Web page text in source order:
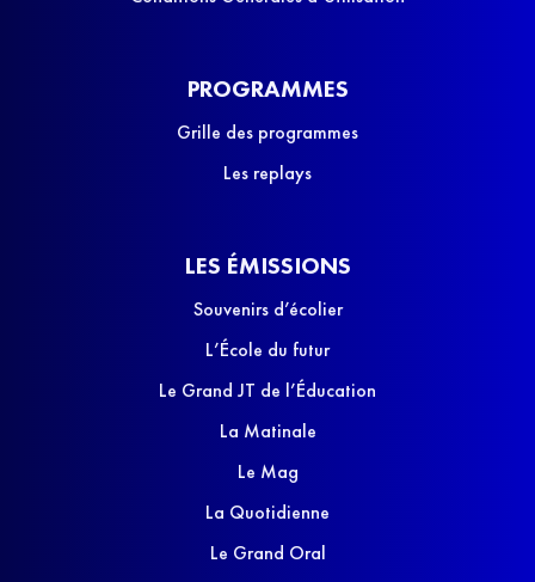
PROGRAMMES
Grille des programmes
Les replays
LES ÉMISSIONS
Souvenirs d’écolier
L’École du futur
Le Grand JT de l’Éducation
La Matinale
Le Mag
La Quotidienne
Le Grand Oral